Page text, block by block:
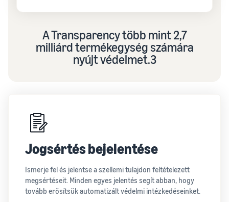
A Transparency több mint 2,7
milliárd termékegység számára
nyújt védelmet.3
Jogsértés bejelentése
Ismerje fel és jelentse a szellemi tulajdon feltételezett
megsértéseit. Minden egyes jelentés segít abban, hogy
tovább erősítsük automatizált védelmi intézkedéseinket.